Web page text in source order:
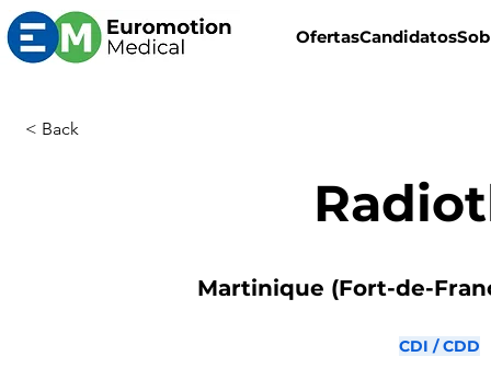
OfertasCandidatos
< Back
Martinique (Fort-de-
CDI / CDD